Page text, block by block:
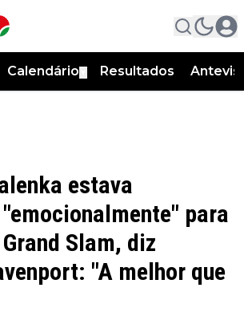
Calendário Resultados
estava
para
Slam, diz
"A melhor que